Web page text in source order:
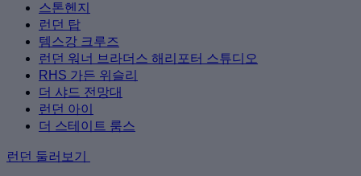
스톤헨지
런던 탑
템스강 크루즈
런던 워너 브라더스 해리포터 스튜디오
RHS 가든 위슬리
더 샤드 전망대
런던 아이
더 스테이트 룸스
런던 둘러보기